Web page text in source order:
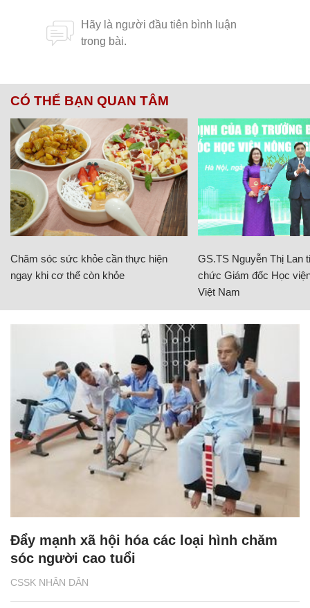
CÓ THỂ BẠN QUAN TÂM
Chăm sóc sức khỏe cần thực hiện
ngay khi cơ thể còn khỏe
GS.TS Nguyễn Thị Lan
chức Giám đốc Học
Việt Nam
CSSK NHÂN DÂN
Đẩy mạnh xã hội hóa các loại hình chăm
sóc người cao tuổi